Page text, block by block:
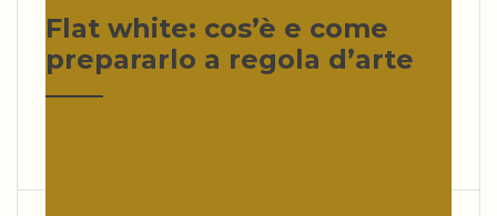
Flat white: cos’è e come
prepararlo a regola d’arte